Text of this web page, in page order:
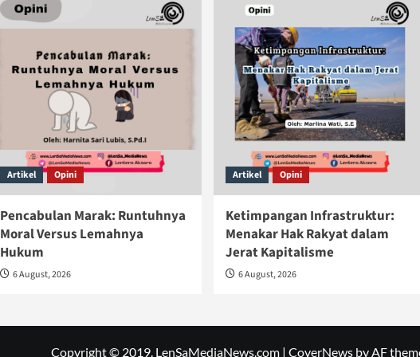
Artikel Opini
Pencabulan Marak: Runtuhnya
Moral Versus Lemahnya
Hukum
6 August, 2026
Artikel Opini
Ketimpangan Infrastruktur:
Menakar Hak Rakyat dalam
Jerat Kapitalisme
6 August, 2026
Copyright © 2019. LenSaMediaNews.com | CoverNewsby AF